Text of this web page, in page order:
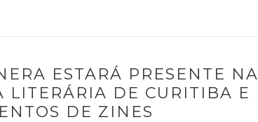
ESTARÁ PRESENTE NA
LITERÁRIA DE CURITIBA E
DE ZINES